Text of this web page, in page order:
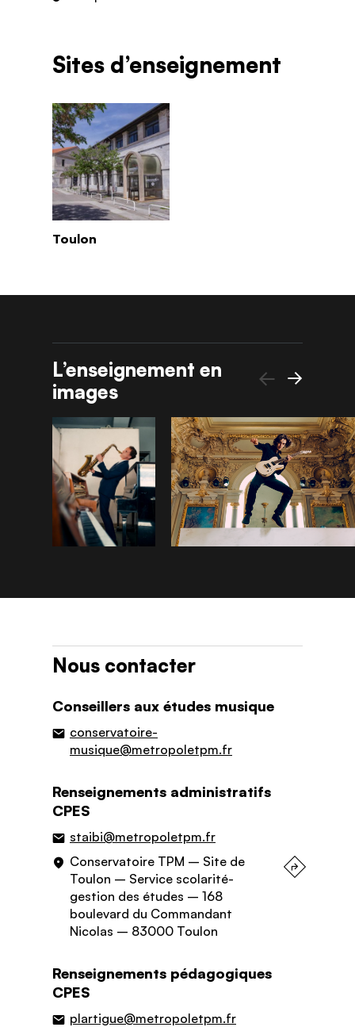
Sites d’enseignement
Toulon
L’enseignement en
images
Nous contacter
Conseillers aux études musique
conservatoire-
musique@metropoletpm.fr
Renseignements administratifs
CPES
staibi@metropoletpm.fr
Conservatoire TPM – Site de
Toulon – Service scolarité-
gestion des études – 168
boulevard du Commandant
Nicolas – 83000 Toulon
Renseignements pédagogiques
CPES
plartigue@metropoletpm.fr